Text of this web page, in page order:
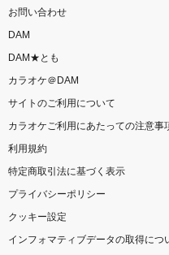
お問い合わせ
DAM
DAM★とも
カラオケ＠DAM
サイトのご利用について
カラオケご利用にあたっての注意事
利用規約
特定商取引法に基づく表示
プライバシーポリシー
クッキー設定
インフォマティブデータの取得につ